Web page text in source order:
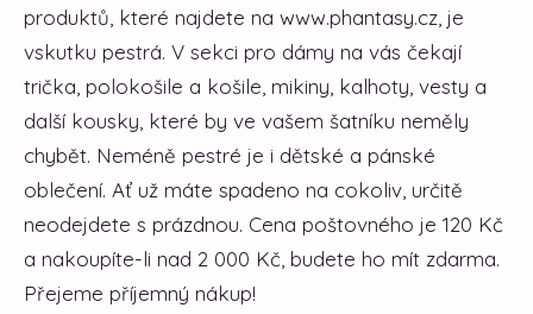
produktů, které najdete na www.phantasy.cz, je
vskutku pestrá. V sekci pro dámy na vás čekají
trička, polokošile a košile, mikiny, kalhoty, vesty a
další kousky, které by ve vašem šatníku neměly
chybět. Neméně pestré je i dětské a pánské
oblečení. Ať už máte spadeno na cokoliv, určitě
neodejdete s prázdnou. Cena poštovného je 120 Kč
a nakoupíte-li nad 2 000 Kč, budete ho mít zdarma.
Přejeme příjemný nákup!